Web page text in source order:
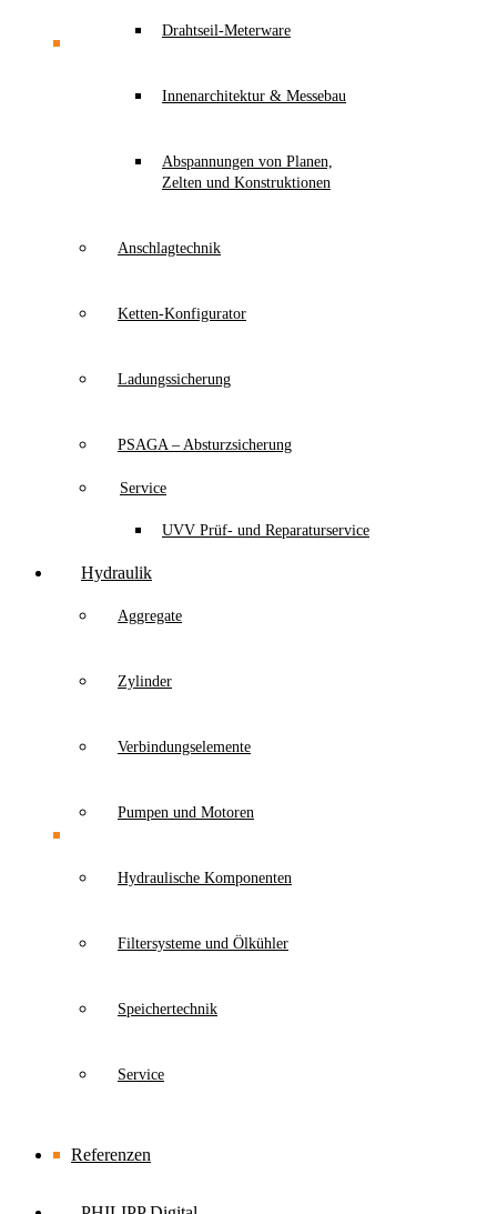
Drahtseil-Meterware
Innenarchitektur & Messebau
Abspannungen von Planen,
Zelten und Konstruktionen
Anschlagtechnik
Ketten-Konfigurator
Ladungssicherung
PSAGA – Absturzsicherung
Service
UVV Prüf- und Reparaturservice
Hydraulik
Aggregate
Zylinder
Verbindungselemente
Pumpen und Motoren
Hydraulische Komponenten
Filtersysteme und Ölkühler
Speichertechnik
Service
Referenzen